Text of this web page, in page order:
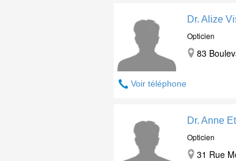
Voir téléphone
Dr. Alize
Opticien
83
Dr. Anne
Opticien
31 Rue